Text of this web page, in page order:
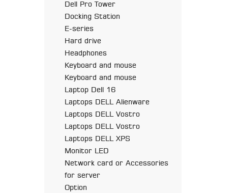
Dell Pro Tower
Docking Station
E-series
Hard drive
Headphones
Keyboard and mouse
Keyboard and mouse
Laptop Dell 16
Laptops DELL Alienware
Laptops DELL Vostro
Laptops DELL Vostro
Laptops DELL XPS
Monitor LED
Network card or Accessories
for server
Option